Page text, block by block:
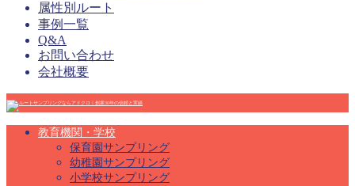
属性別ルート
事例一覧
Q&A
お問い合わせ
会社概要
教育機関・学校
保育園サンプリング
幼稚園サンプリング
小学校サンプリング